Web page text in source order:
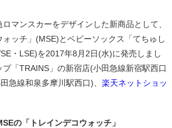
マンスカーをデザインした新商品として、
ッチ」(MSE)とベビーソックス「てちゅし
・LSE)を2017年8月2日(水)に発売しまし
「TRAINS」の新宿店(小田急線新宿駅西口
急線和泉多摩川駅西口)、 楽天ネットショッ
の「トレインデコウォッチ」